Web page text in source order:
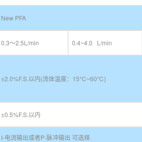
New PFA
0.3～2.5L/min 0.4~4.0 L/min
±2.0%F.S.以内(流体温度：15℃~60℃)
±0.5%F.S.以内
I-电流输出或者P-脉冲输出 可选择